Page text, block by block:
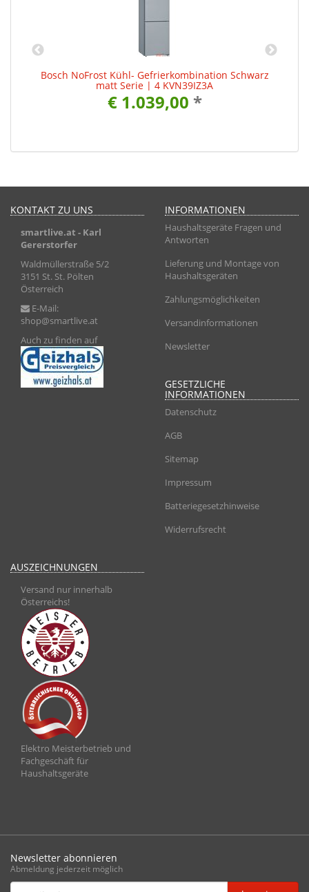
Bosch NoFrost Kühl- Gefrierkombination Schwarz
matt Serie | 4 KVN39IZ3A
€ 1.039,00 *
KONTAKT ZU UNS
smartlive.at - Karl
Gererstorfer
Waldmüllerstraße 5/2
3151 St. St. Pölten
Österreich
E-Mail:
shop@smartlive.at
Auch zu finden auf
INFORMATIONEN
Haushaltsgeräte Fragen und
Antworten
Lieferung und Montage von
Haushaltsgeräten
Zahlungsmöglichkeiten
Versandinformationen
Newsletter
GESETZLICHE
INFORMATIONEN
Datenschutz
AGB
Sitemap
Impressum
Batteriegesetzhinweise
Widerrufsrecht
AUSZEICHNUNGEN
Versand nur innerhalb
Österreichs!
Elektro Meisterbetrieb und
Fachgeschäft für
Haushaltsgeräte
Newsletter abonnieren
Abmeldung jederzeit möglich
Email-